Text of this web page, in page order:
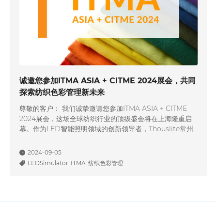
诚邀您参加ITMA ASIA + CITME 2024展会，共同
探索纺织色彩管理新未来
尊敬的客户： 我们诚挚邀请您参加ITMA ASIA + CITME
2024展会，这场全球纺织行业的顶级盛会将在上海隆重启
幕。作为LED智能照明领域的创新领导者，Thouslite常州
LEDSimulator。这一在线实时色彩沟通平台专为纺织行业
设计，旨在提升色彩管理的精度和效率。 展位号：H6F10
2024-09-05
LEDSimulator ITMA 纺织色彩管理